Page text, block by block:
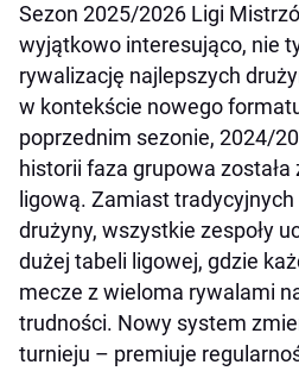
Sezon 2025/2026 Ligi
wyjątkowo interesująco, nie
rywalizację najlepszych
w kontekście nowego
poprzednim sezonie, 2024/
historii faza grupowa
ligową. Zamiast
drużyny, wszystkie zespoły
dużej tabeli ligowej, gdzie
mecze z wieloma rywalami
trudności. Nowy system
turnieju – premiuje